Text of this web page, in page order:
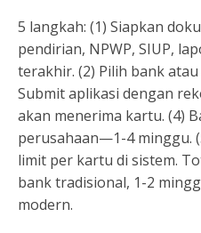
5 langkah: (1) Siapkan
pendirian, NPWP, SIUP,
terakhir. (2) Pilih bank
Submit aplikasi dengan
akan menerima kartu. (4)
perusahaan—1-4 minggu.
limit per kartu di sistem.
bank tradisional, 1-2
modern.